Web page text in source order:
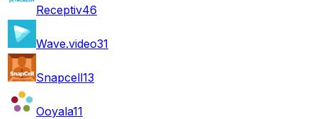
Receptiv46
Wave.video31
Snapcell13
Ooyala11